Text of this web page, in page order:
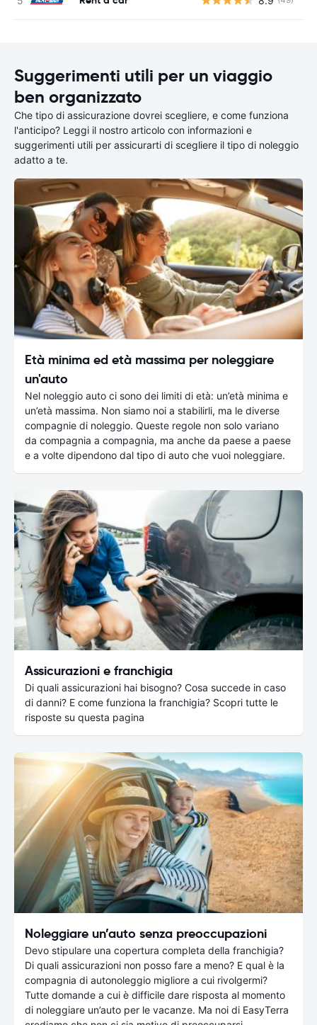
Suggerimenti utili per un viaggio
ben organizzato
Che tipo di assicurazione dovrei scegliere, e come funziona
l'anticipo? Leggi il nostro articolo con informazioni e
suggerimenti utili per assicurarti di scegliere il tipo di noleggio
adatto a te.
Età minima ed età massima per noleggiare
un'auto
Nel noleggio auto ci sono dei limiti di età: un’età minima e
un’età massima. Non siamo noi a stabilirli, ma le diverse
compagnie di noleggio. Queste regole non solo variano
da compagnia a compagnia, ma anche da paese a paese
e a volte dipendono dal tipo di auto che vuoi noleggiare.
Assicurazioni e franchigia
Di quali assicurazioni hai bisogno? Cosa succede in caso
di danni? E come funziona la franchigia? Scopri tutte le
risposte su questa pagina
Noleggiare un’auto senza preoccupazioni
Devo stipulare una copertura completa della franchigia?
Di quali assicurazioni non posso fare a meno? E qual è la
compagnia di autonoleggio migliore a cui rivolgermi?
Tutte domande a cui è difficile dare risposta al momento
di noleggiare un’auto per le vacanze. Ma noi di EasyTerra